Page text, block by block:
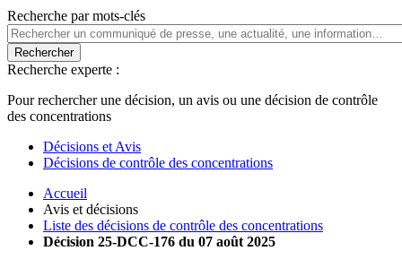
Recherche par mots-clés
Rechercher
Recherche experte :
Pour rechercher une décision, un avis ou une décision de contrôle
des concentrations
Décisions et Avis
Décisions de contrôle des concentrations
Accueil
Avis et décisions
Liste des décisions de contrôle des concentrations
Décision 25-DCC-176 du 07 août 2025